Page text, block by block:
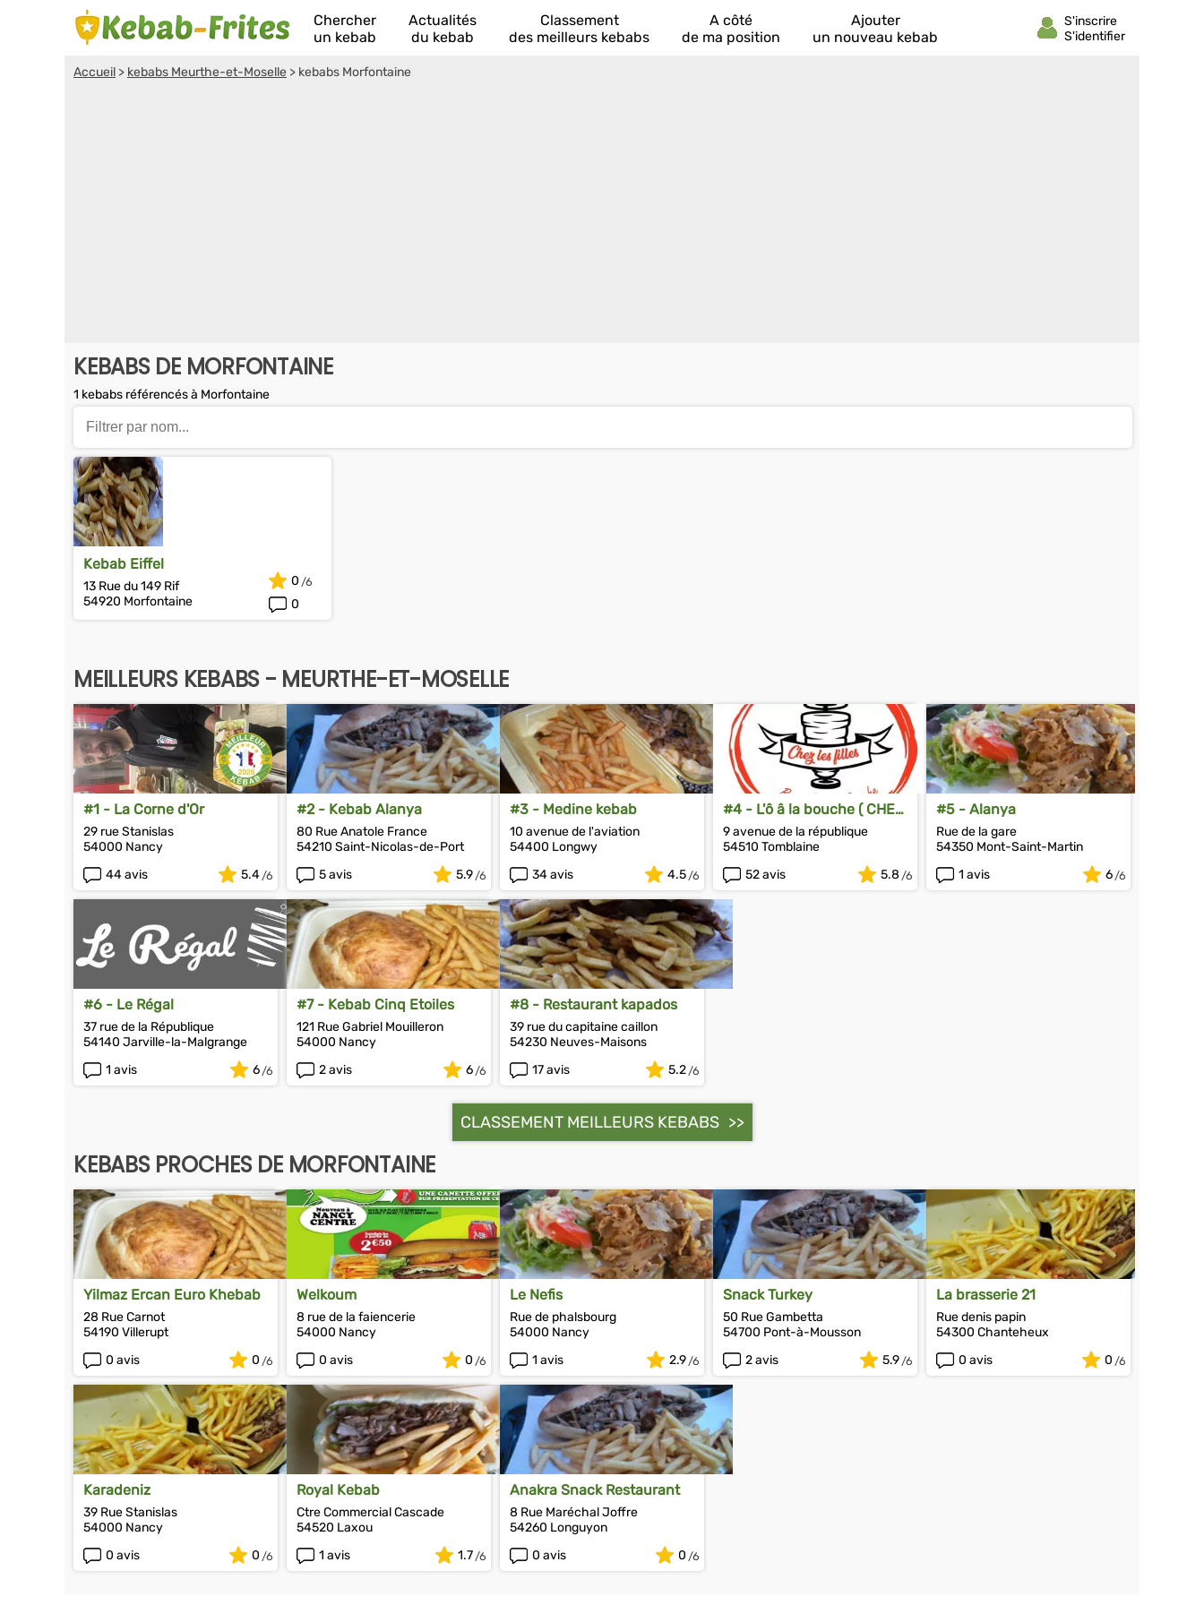
Chercher
un kebab
Actualités
du kebab
Classement
des meilleurs kebabs
A côté
de ma position
Ajouter
un nouveau kebab
Accueil > kebabs Meurthe-et-Moselle > kebabs Morfontaine
KEBABS DE MORFONTAINE
1 kebabs référencés à Morfontaine
Kebab Eiffel
13 Rue du 149 Rif
54920 Morfontaine
0
0
MEILLEURS KEBABS - MEURTHE-ET-MOSELLE
#1 - La Corne d'Or
29 rue Stanislas
54000 Nancy
44 avis
5.4
#2 - Kebab Alanya
80 Rue Anatole France
54210 Saint-Nicolas-de-Port
5 avis
5.9
#3 - Medine kebab
10 avenue de l'aviation
54400 Longwy
34 avis
4.5
#4 - L'ô â la bouche ( CHEZ
LES FILLES)
9 avenue de la république
54510 Tomblaine
52 avis
5.8
#5 - Alanya
Rue de la gare
54350 Mont-Saint-Martin
1 avis
6
#6 - Le Régal
37 rue de la République
54140 Jarville-la-Malgrange
1 avis
6
#7 - Kebab Cinq Etoiles
121 Rue Gabriel Mouilleron
54000 Nancy
2 avis
6
#8 - Restaurant kapados
39 rue du capitaine caillon
54230 Neuves-Maisons
17 avis
5.2
CLASSEMENT MEILLEURS KEBABS
KEBABS PROCHES DE MORFONTAINE
Yilmaz Ercan Euro Khebab
28 Rue Carnot
54190 Villerupt
0 avis
0
Welkoum
8 rue de la faiencerie
54000 Nancy
0 avis
0
Le Nefis
Rue de phalsbourg
54000 Nancy
1 avis
2.9
Snack Turkey
50 Rue Gambetta
54700 Pont-à-Mousson
2 avis
5.9
La brasserie 21
Rue denis papin
54300 Chanteheux
0 avis
0
Karadeniz
39 Rue Stanislas
54000 Nancy
0 avis
0
Royal Kebab
Ctre Commercial Cascade
54520 Laxou
1 avis
1.7
Anakra Snack Restaurant
8 Rue Maréchal Joffre
54260 Longuyon
0 avis
0